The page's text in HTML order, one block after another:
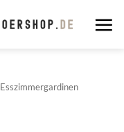
Esszimmergardinen